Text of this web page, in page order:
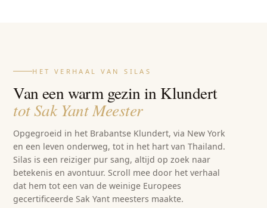
HET VERHAAL VAN SILAS
Van een warm gezin in Klundert
tot Sak Yant Meester
Opgegroeid in het Brabantse Klundert, via New York
en een leven onderweg, tot in het hart van Thailand.
Silas is een reiziger pur sang, altijd op zoek naar
betekenis en avontuur. Scroll mee door het verhaal
dat hem tot een van de weinige Europees
gecertificeerde Sak Yant meesters maakte.